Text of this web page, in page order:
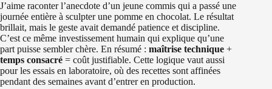
J’aime raconter l’anecdote d’un jeune commis qui a passé une
journée entière à sculpter une pomme en chocolat. Le résultat
brillait, mais le geste avait demandé patience et discipline.
C’est ce même investissement humain qui explique qu’une
part puisse sembler chère. En résumé : maîtrise technique +
temps consacré = coût justifiable. Cette logique vaut aussi
pour les essais en laboratoire, où des recettes sont affinées
pendant des semaines avant d’entrer en production.